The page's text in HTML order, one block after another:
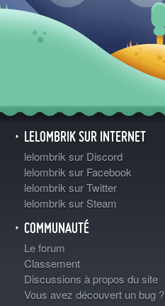
LELOMBRIK SUR INTERNET
lelombrik sur Discord
lelombrik sur Facebook
lelombrik sur Twitter
lelombrik sur Steam
COMMUNAUTÉ
Le forum
Classement
Discussions à propos du site
Vous avez découvert un bug ?